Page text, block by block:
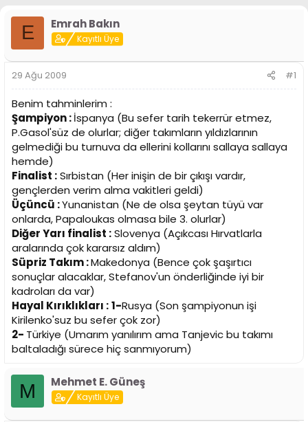
E Emrah Bakın
Kayıtlı Üye
29 Ağu 2009 #1
Benim tahminlerim :
Şampiyon :İspanya (Bu sefer tarih tekerrür etmez,
P.Gasol'süz de olurlar; diğer takımların yıldızlarının
gelmediği bu turnuva da ellerini kollarını sallaya sallaya
hemde)
Finalist :Sırbistan (Her inişin de bir çıkışı vardır,
gençlerden verim alma vakitleri geldi)
Üçüncü :Yunanistan (Ne de olsa şeytan tüyü var
onlarda, Papaloukas olmasa bile 3. olurlar)
Diğer Yarı finalist :Slovenya (Açıkcası Hırvatlarla
aralarında çok kararsız aldım)
Süpriz Takım :Makedonya (Bence çok şaşırtıcı
sonuçlar alacaklar, Stefanov'un önderliğinde iyi bir
kadroları da var)
Hayal Kırıklıkları :1-Rusya (Son şampiyonun işi
Kirilenko'suz bu sefer çok zor)
2- Türkiye (Umarım yanılırım ama Tanjevic bu takımı
baltaladığı sürece hiç sanmıyorum)
M Mehmet E. Güneş
Kayıtlı Üye